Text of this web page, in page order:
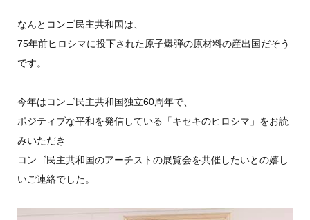
なんとコンゴ民主共和国は、
75年前ヒロシマに投下された原子爆弾の原材料の産出国だそう
です。
今年はコンゴ民主共和国独立60周年で、
ポジティブな平和を発信している「キセキのヒロシマ」をお読
みいただき
コンゴ民主共和国のアーチストの展覧会を共催したいとの嬉し
いご連絡でした。